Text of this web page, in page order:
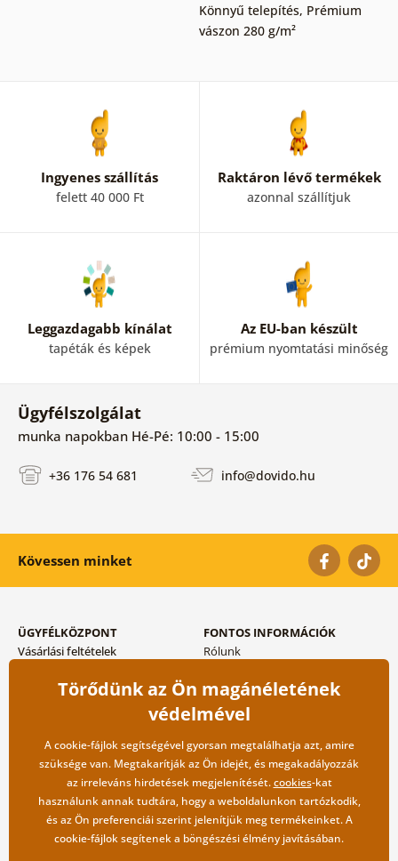
Könnyű telepítés, Prémium
vászon 280 g/m²
Ingyenes szállítás
felett 40 000 Ft
Raktáron lévő termékek
azonnal szállítjuk
Leggazdagabb kínálat
tapéták és képek
Az EU-ban készült
prémium nyomtatási minőség
Ügyfélszolgálat
munka napokban Hé-Pé: 10:00 - 15:00
+36 176 54 681 info@dovido.hu
Kövessen minket
ÜGYFÉLKÖZPONT
Vásárlási feltételek
Szállítási és fizetési módok
FONTOS INFORMÁCIÓK
Rólunk
Blog
Kapcsolat
Nagykereskedelmi
együttműködés
Törődünk az Ön magánéletének
védelmével
A cookie-fájlok segítségével gyorsan megtalálhatja azt, amire
szüksége van. Megtakarítják az Ön idejét, és megakadályozzák
az irreleváns hirdetések megjelenítését.cookies-kat
használunk annak tudtára, hogy a weboldalunkon tartózkodik,
és az Ön preferenciái szerint jelenítjük meg termékeinket. A
cookie-fájlok segítenek a böngészési élmény javításában.